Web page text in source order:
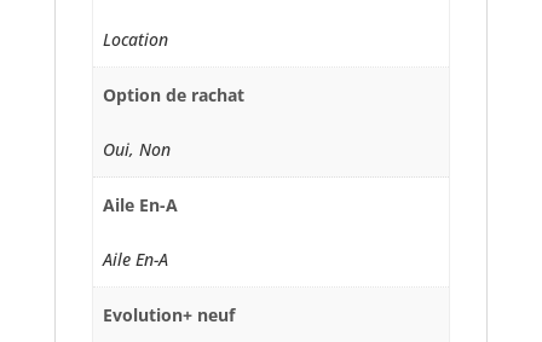
Location
Option de rachat
Oui, Non
Aile En-A
Aile En-A
Evolution+ neuf